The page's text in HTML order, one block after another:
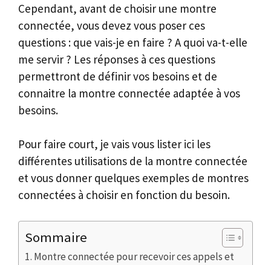
Cependant, avant de choisir une montre
connectée, vous devez vous poser ces
questions : que vais-je en faire ? A quoi va-t-elle
me servir ? Les réponses à ces questions
permettront de définir vos besoins et de
connaitre la montre connectée adaptée à vos
besoins.
Pour faire court, je vais vous lister ici les
différentes utilisations de la montre connectée
et vous donner quelques exemples de montres
connectées à choisir en fonction du besoin.
Sommaire
Montre connectée pour recevoir ces appels et